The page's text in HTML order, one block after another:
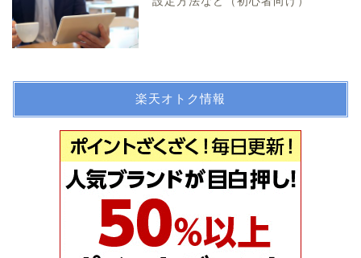
楽天オトク情報